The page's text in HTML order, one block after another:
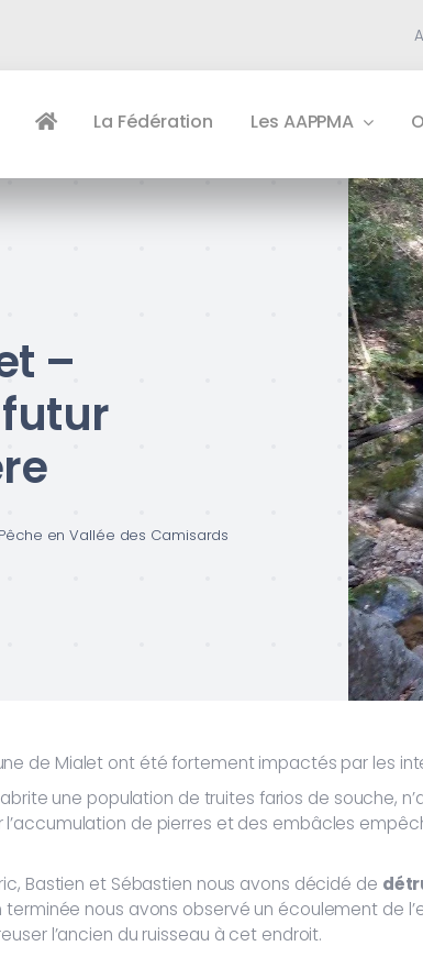
La Fédération Les AAPPMA
–
Pêche en Vallée des Camisards
de Mialet ont été fortement impactés par les
abrite une population de truites farios de souche,
de pierres et des embâcles
Bastien et Sébastien nous avons décidé de
terminée nous avons observé un écoulement de
l’ancien du ruisseau à cet endroit.